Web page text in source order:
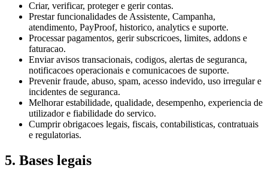
Criar, verificar, proteger e gerir contas.
Prestar funcionalidades de Assistente, Campanha,
atendimento, PayProof, historico, analytics e suporte.
Processar pagamentos, gerir subscricoes, limites, addons e
faturacao.
Enviar avisos transacionais, codigos, alertas de seguranca,
notificacoes operacionais e comunicacoes de suporte.
Prevenir fraude, abuso, spam, acesso indevido, uso irregular e
incidentes de seguranca.
Melhorar estabilidade, qualidade, desempenho, experiencia de
utilizador e fiabilidade do servico.
Cumprir obrigacoes legais, fiscais, contabilisticas, contratuais
e regulatorias.
5. Bases legais